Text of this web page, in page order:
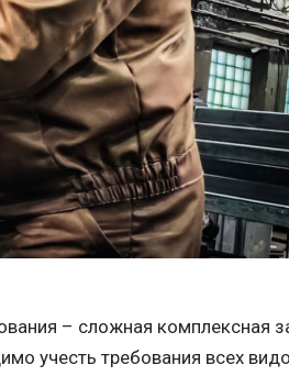
– сложная комплексная
учесть требования всех